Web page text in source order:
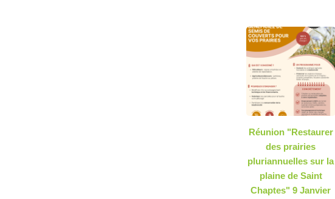
Réunion "Restaurer
des prairies
pluriannuelles sur la
plaine de Saint
Chaptes" 9 Janvier